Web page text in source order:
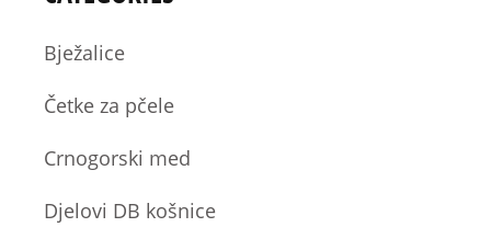
Bježalice
Četke za pčele
Crnogorski med
Djelovi DB košnice